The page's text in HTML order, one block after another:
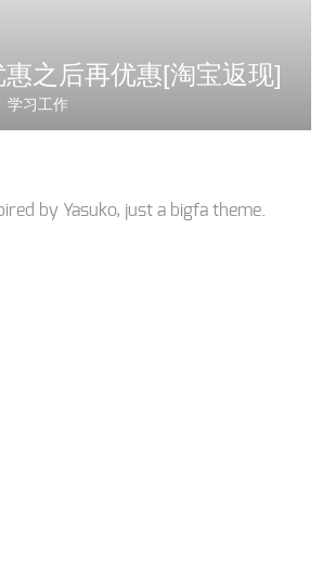
之后再优惠[淘宝返现]
学习工作
by Yasuko, just a bigfa theme.